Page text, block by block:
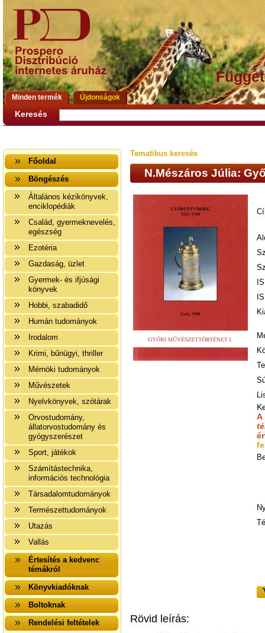
Minden termék Újdonságok
Keresés
Főoldal
Böngészés
Általános kézikönyvek,
enciklopédiák
Család, gyermeknevelés,
egészség
Ezotéria
Gazdaság, üzlet
Gyermek- és ifjúsági
könyvek
Hobbi, szabadidő
Humán tudományok
Irodalom
Krimi, bűnügyi, thriller
Mérnöki tudományok
Művészetek
Nyelvkönyvek, szótárak
Orvostudomány,
állatorvostudomány és
gyógyszerészet
Sport, játékok
Számítástechnika,
információs technológia
Társadalomtudományok
Természettudományok
Utazás
Vallás
Értesítés a kedvenc
témákról
Könyvkiadóknak
Boltoknak
Rendelési feltételek
Tematikus keresés
N.Mészáros Júlia:
A
Rövid leírás: